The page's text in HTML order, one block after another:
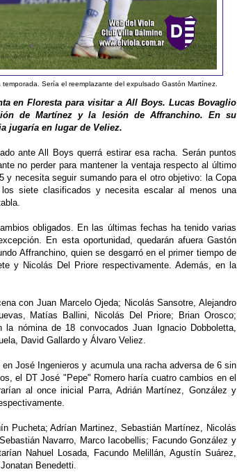
Sería el reemplazante del expulsado Gastón Martínez.
en Floresta para visitar a All Boys. Lucas Bovaglio
de Martínez y la lesión de Affranchino. En su
jugaría en lugar de Veliez.
ante All Boys querrá estirar esa racha. Serán puntos
no perder para mantener la ventaja respecto al último
necesita seguir sumando para el otro objetivo: la Copa
siete clasificados y necesita escalar al menos una
obligados. En las últimas fechas ha tenido varias
En esta oportunidad, quedarán afuera Gastón
Affranchino, quien se desgarró en el primer tiempo de
y Nicolás Del Priore respectivamente. Además, en la
con Juan Marcelo Ojeda; Nicolás Sansotre, Alejandro
Matías Ballini, Nicolás Del Priore; Brian Orosco;
nómina de 18 convocados Juan Ignacio Dobboletta,
David Gallardo y Álvaro Veliez.
José Ingenieros y acumula una racha adversa de 6 sin
el DT José "Pepe" Romero haría cuatro cambios en el
al once inicial Parra, Adrián Martínez, González y
Pucheta; Adrían Martinez, Sebastián Martínez, Nicolás
Navarro, Marco Iacobellis; Facundo González y
Nahuel Losada, Facundo Melillán, Agustín Suárez,
Benedetti.